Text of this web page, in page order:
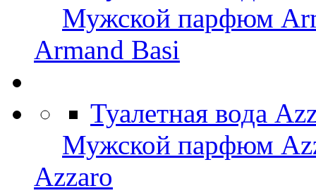
Мужской парфюм
Armand Basi
Туалетная вода
Мужской парфюм
Azzaro